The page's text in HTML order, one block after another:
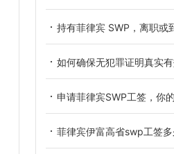
持有菲律宾 SWP，离职或到期后需要 “降签”
如何确保无犯罪证明真实有效？深度破解
申请菲律宾SWP工签，你的无犯罪证明材料真
菲律宾伊富高省swp工签